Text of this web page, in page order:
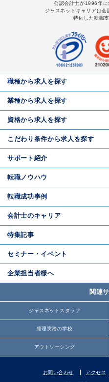
公認会計士が1996年に
ジャスネットキャリアは
特化した転職
職種から求人を探す
業種から求人を探す
資格から求人を探す
こだわり条件から求人を探す
サポート紹介
転職ノウハウ
転職成功事例
会計士のキャリア
特集記事
セミナー・イベント
企業担当者様へ
関連
ジャスネットスタッフ
経理実務の学校
アウトソーシング
お問い合わせ アクセス